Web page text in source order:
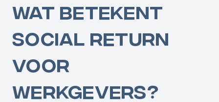
WAT BETEKENT
SOCIAL RETURN
VOOR
WERKGEVERS?